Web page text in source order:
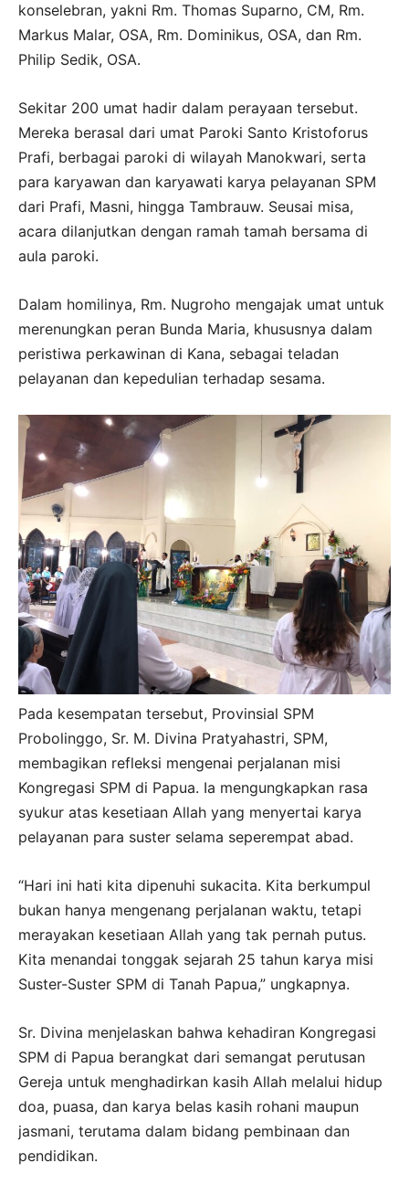
konselebran, yakni Rm. Thomas Suparno, CM, Rm.
Markus Malar, OSA, Rm. Dominikus, OSA, dan Rm.
Philip Sedik, OSA.
Sekitar 200 umat hadir dalam perayaan tersebut.
Mereka berasal dari umat Paroki Santo Kristoforus
Prafi, berbagai paroki di wilayah Manokwari, serta
para karyawan dan karyawati karya pelayanan SPM
dari Prafi, Masni, hingga Tambrauw. Seusai misa,
acara dilanjutkan dengan ramah tamah bersama di
aula paroki.
Dalam homilinya, Rm. Nugroho mengajak umat untuk
merenungkan peran Bunda Maria, khususnya dalam
peristiwa perkawinan di Kana, sebagai teladan
pelayanan dan kepedulian terhadap sesama.
Pada kesempatan tersebut, Provinsial SPM
Probolinggo, Sr. M. Divina Pratyahastri, SPM,
membagikan refleksi mengenai perjalanan misi
Kongregasi SPM di Papua. Ia mengungkapkan rasa
syukur atas kesetiaan Allah yang menyertai karya
pelayanan para suster selama seperempat abad.
“Hari ini hati kita dipenuhi sukacita. Kita berkumpul
bukan hanya mengenang perjalanan waktu, tetapi
merayakan kesetiaan Allah yang tak pernah putus.
Kita menandai tonggak sejarah 25 tahun karya misi
Suster-Suster SPM di Tanah Papua,” ungkapnya.
Sr. Divina menjelaskan bahwa kehadiran Kongregasi
SPM di Papua berangkat dari semangat perutusan
Gereja untuk menghadirkan kasih Allah melalui hidup
doa, puasa, dan karya belas kasih rohani maupun
jasmani, terutama dalam bidang pembinaan dan
pendidikan.